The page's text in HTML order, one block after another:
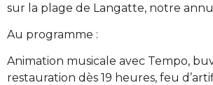
sur la plage de Langatte, notre
Au programme :
Animation musicale avec Tempo,
restauration dès 19 heures, feu